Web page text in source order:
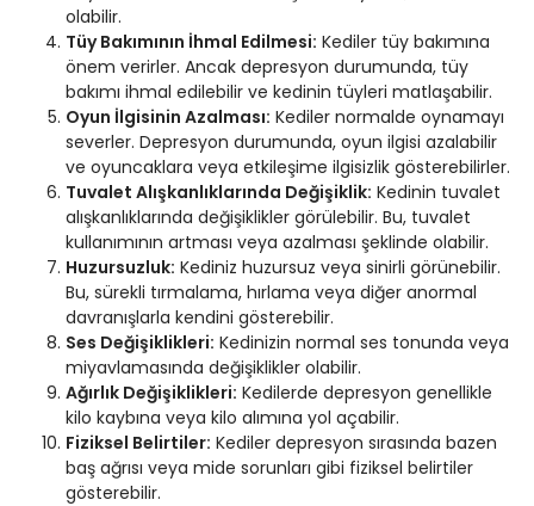
olabilir.
Tüy Bakımının İhmal Edilmesi: Kediler tüy bakımına
önem verirler. Ancak depresyon durumunda, tüy
bakımı ihmal edilebilir ve kedinin tüyleri matlaşabilir.
Oyun İlgisinin Azalması: Kediler normalde oynamayı
severler. Depresyon durumunda, oyun ilgisi azalabilir
ve oyuncaklara veya etkileşime ilgisizlik gösterebilirler.
Tuvalet Alışkanlıklarında Değişiklik: Kedinin tuvalet
alışkanlıklarında değişiklikler görülebilir. Bu, tuvalet
kullanımının artması veya azalması şeklinde olabilir.
Huzursuzluk: Kediniz huzursuz veya sinirli görünebilir.
Bu, sürekli tırmalama, hırlama veya diğer anormal
davranışlarla kendini gösterebilir.
Ses Değişiklikleri: Kedinizin normal ses tonunda veya
miyavlamasında değişiklikler olabilir.
Ağırlık Değişiklikleri: Kedilerde depresyon genellikle
kilo kaybına veya kilo alımına yol açabilir.
Fiziksel Belirtiler: Kediler depresyon sırasında bazen
baş ağrısı veya mide sorunları gibi fiziksel belirtiler
gösterebilir.